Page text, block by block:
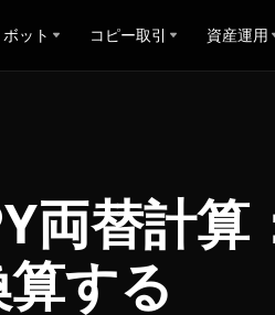
ボット コピー取引 資産運用
両替計算
算する